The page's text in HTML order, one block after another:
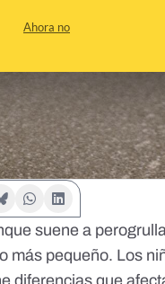
Ahora no
suene a
más pequeño. Los